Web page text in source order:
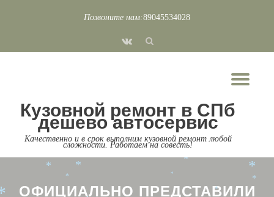
Позвоните нам:89045534028
fa-
Кузовной ремонт в СПб
дешево автосервис
Качественно и в срок выполним кузовной ремонт любой
сложности. Работаем на совесть!
ОФИЦИАЛЬНО ПРЕДСТАВИЛИ
*
*
*
*
*
*
*
*
*
*
*
*
*
*
*
* *
*
*
*
*
*